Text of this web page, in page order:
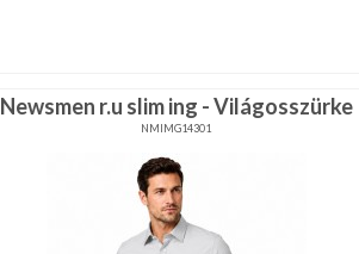
Newsmen r.u slim ing - Világosszürke
NMIMG14301